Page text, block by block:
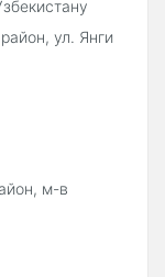
ул. Янги
м-в